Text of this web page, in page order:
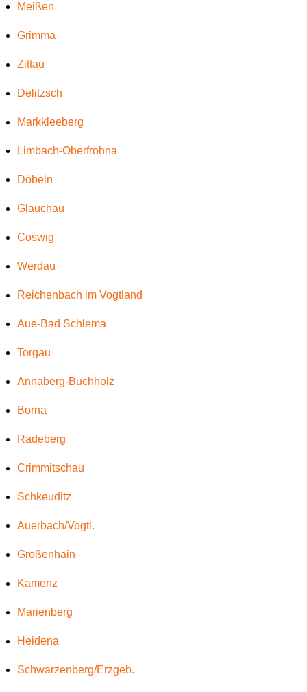
Meißen
Grimma
Zittau
Delitzsch
Markkleeberg
Limbach-Oberfrohna
Döbeln
Glauchau
Coswig
Werdau
Reichenbach im Vogtland
Aue-Bad Schlema
Torgau
Annaberg-Buchholz
Borna
Radeberg
Crimmitschau
Schkeuditz
Auerbach/Vogtl.
Großenhain
Kamenz
Marienberg
Heidena
Schwarzenberg/Erzgeb.